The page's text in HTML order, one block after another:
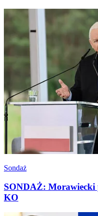
Sondaż
SONDAŻ: Morawiecki
KO